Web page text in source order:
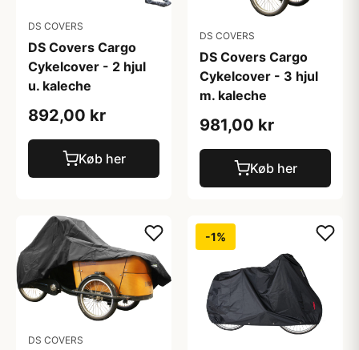
DS COVERS
DS Covers Cargo
Cykelcover - 2 hjul
u. kaleche
892,00 kr
Køb her
DS COVERS
DS Covers Cargo
Cykelcover - 3 hjul
m. kaleche
981,00 kr
Køb her
DS COVERS
-1%